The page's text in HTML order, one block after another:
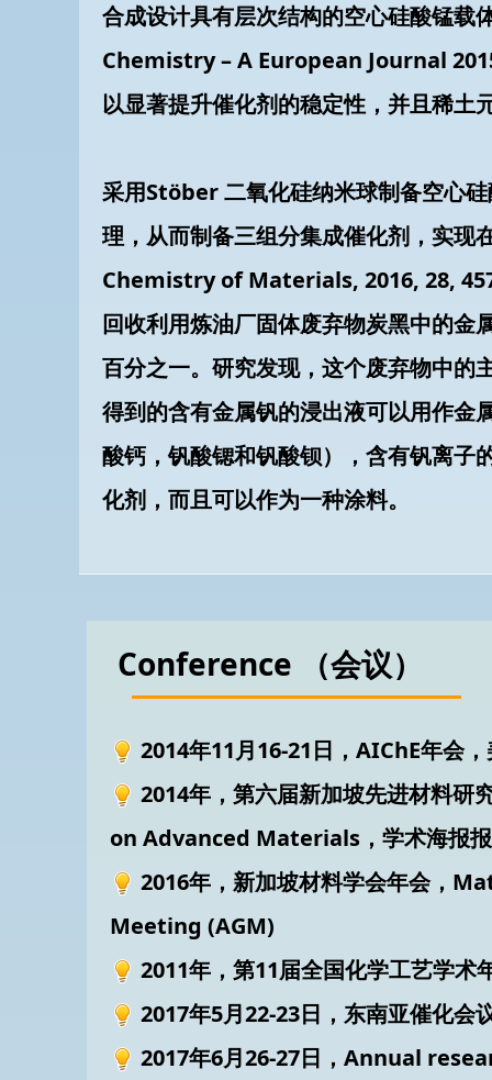
合成设计具有层次结构的空心硅酸锰载
Chemistry – A European Journal
以显著提升催化剂的稳定性，并且稀土
采用Stöber 二氧化硅纳米球制备空心
理，从而制备三组分集成催化剂，实现
Chemistry of Materials, 2016, 28,
回收利用炼油厂固体废弃物炭黑中的金
百分之一。研究发现，这个废弃物中的
得到的含有金属钒的浸出液可以用作金
酸钙，钒酸锶和钒酸钡），含有钒离子
化剂，而且可以作为一种涂料。
2014年11月16-21日，AIChE年会
2014年，第六届新加坡先进材料
on Advanced Materials，学术海报
2016年，新加坡材料学会年会，
Meeting (AGM)​
2011年，第11届全国化学工艺学术
2017年5月22-23日，东南亚催化
2017年6月26-27日，Annual
Conference （会议）